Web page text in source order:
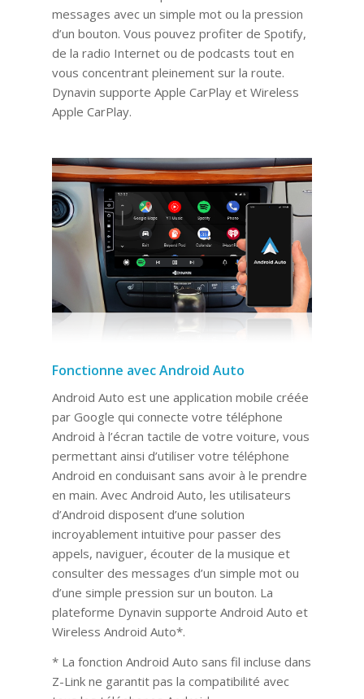
messages avec un simple mot ou la pression
d’un bouton. Vous pouvez profiter de Spotify,
de la radio Internet ou de podcasts tout en
vous concentrant pleinement sur la route.
Dynavin supporte Apple CarPlay et Wireless
Apple CarPlay.
Fonctionne avec Android Auto
Android Auto est une application mobile créée
par Google qui connecte votre téléphone
Android à l’écran tactile de votre voiture, vous
permettant ainsi d’utiliser votre téléphone
Android en conduisant sans avoir à le prendre
en main. Avec Android Auto, les utilisateurs
d’Android disposent d’une solution
incroyablement intuitive pour passer des
appels, naviguer, écouter de la musique et
consulter des messages d’un simple mot ou
d’une simple pression sur un bouton. La
plateforme Dynavin supporte Android Auto et
Wireless Android Auto*.
* La fonction Android Auto sans fil incluse dans
Z-Link ne garantit pas la compatibilité avec